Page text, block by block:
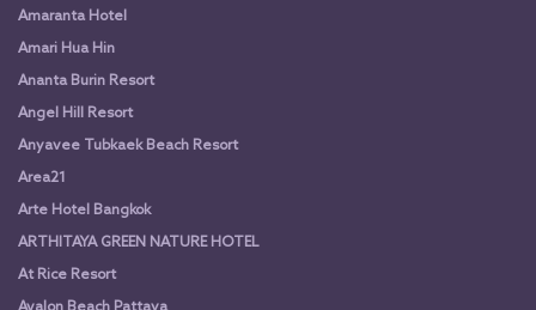
Amaranta Hotel
Amari Hua Hin
Ananta Burin Resort
Angel Hill Resort
Anyavee Tubkaek Beach Resort
Area21
Arte Hotel Bangkok
ARTHITAYA GREEN NATURE HOTEL
At Rice Resort